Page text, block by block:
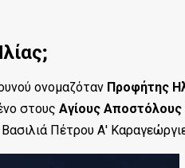
ονομαζόταν Προφήτης
στους Αγίους Αποστόλους
Πέτρου Α'